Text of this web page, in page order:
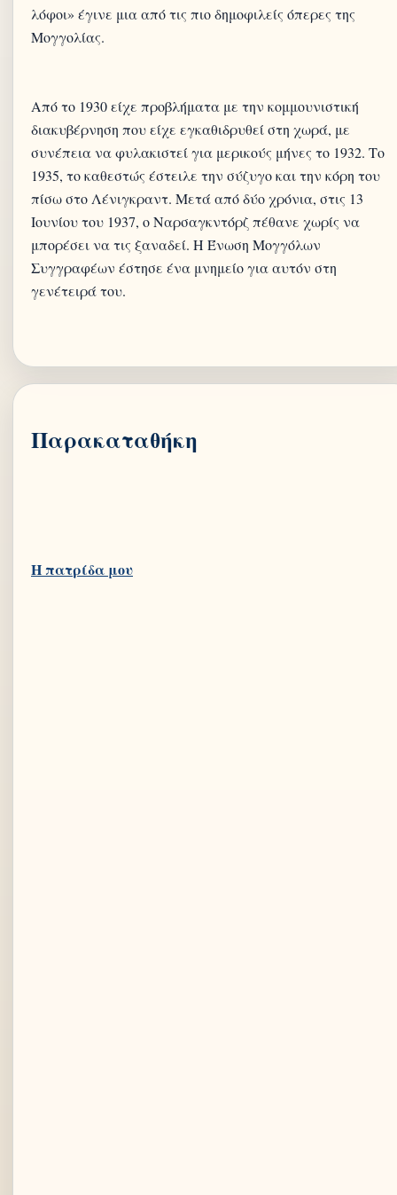
λόφοι» έγινε μια από τις πιο δημοφιλείς όπερες της
Μογγολίας.
Από το 1930 είχε προβλήματα με την κομμουνιστική
διακυβέρνηση που είχε εγκαθιδρυθεί στη χωρά, με
συνέπεια να φυλακιστεί για μερικούς μήνες το 1932. Το
1935, το καθεστώς έστειλε την σύζυγο και την κόρη του
πίσω στο Λένιγκραντ. Μετά από δύο χρόνια, στις 13
Ιουνίου του 1937, ο Ναρσαγκντόρζ πέθανε χωρίς να
μπορέσει να τις ξαναδεί. Η Ένωση Μογγόλων
Συγγραφέων έστησε ένα μνημείο για αυτόν στη
γενέτειρά του.
Παρακαταθήκη